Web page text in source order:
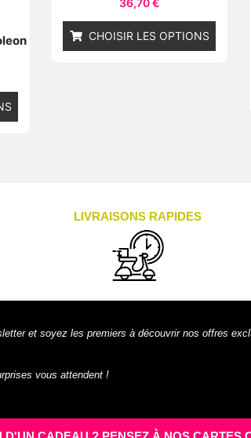
36,70€
CHOISIR LES OPTIONS
LIVRAISONS RAPIDES
et soyez les premiers à découvrir nos offres
vous attendent !